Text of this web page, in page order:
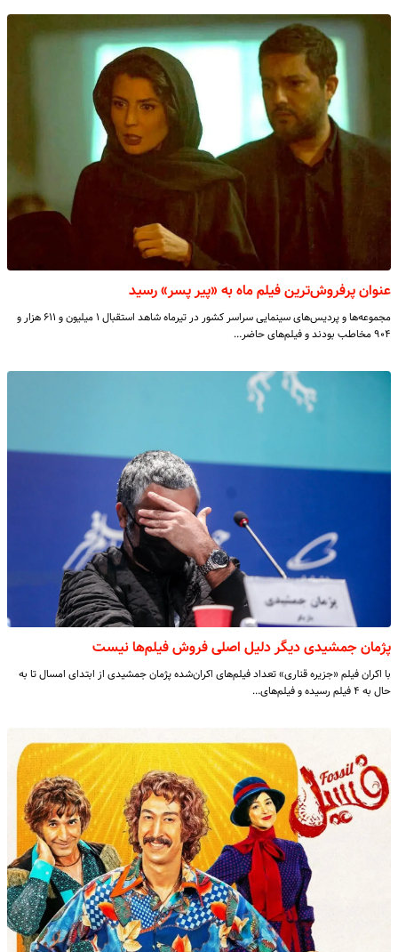
عنوان پرفروش‌ترین فیلم ماه به «پیر پسر» رسید
مجموعه‌ها و پردیس‌های سینمایی سراسر کشور در تیرماه شاهد استقبال ۱ میلیون و ۶۱۱ هزار و
۹۰۴ مخاطب بودند و فیلم‌های حاضر…
پژمان جمشیدی دیگر دلیل اصلی فروش فیلم‌ها نیست
با اکران فیلم «جزیره قناری» تعداد فیلم‌های اکران‌شده پژمان جمشیدی از ابتدای امسال تا به
حال به ۴ فیلم رسیده و فیلم‌های…